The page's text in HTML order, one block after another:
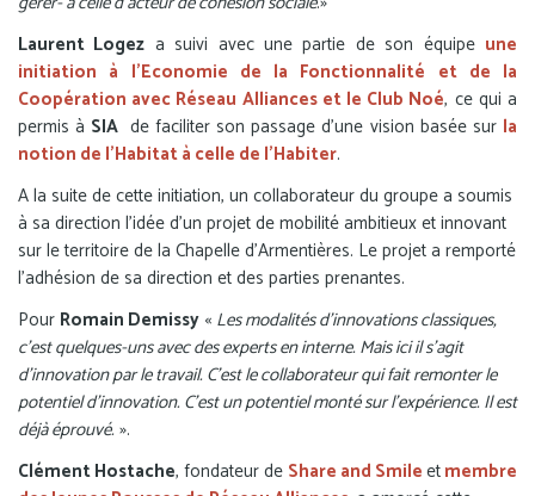
Laurent Logez a suivi avec une partie de son équipe une
initiation à l’Economie de la Fonctionnalité et de la
Coopération avec Réseau Alliances et le Club Noé, ce qui a
permis à SIA de faciliter son passage d’une vision basée sur la
notion de l’Habitat à celle de l’Habiter.
A la suite de cette initiation, un collaborateur du groupe a soumis
à sa direction l’idée d’un projet de mobilité ambitieux et innovant
sur le territoire de la Chapelle d’Armentières. Le projet a remporté
l’adhésion de sa direction et des parties prenantes.
Pour Romain Demissy « Les modalités d’innovations classiques,
c’est quelques-uns avec des experts en interne. Mais ici il s’agit
d’innovation par le travail. C’est le collaborateur qui fait remonter le
potentiel d’innovation. C’est un potentiel monté sur l’expérience. Il est
déjà éprouvé. ».
Clément Hostache, fondateur de Share and Smileetmembre